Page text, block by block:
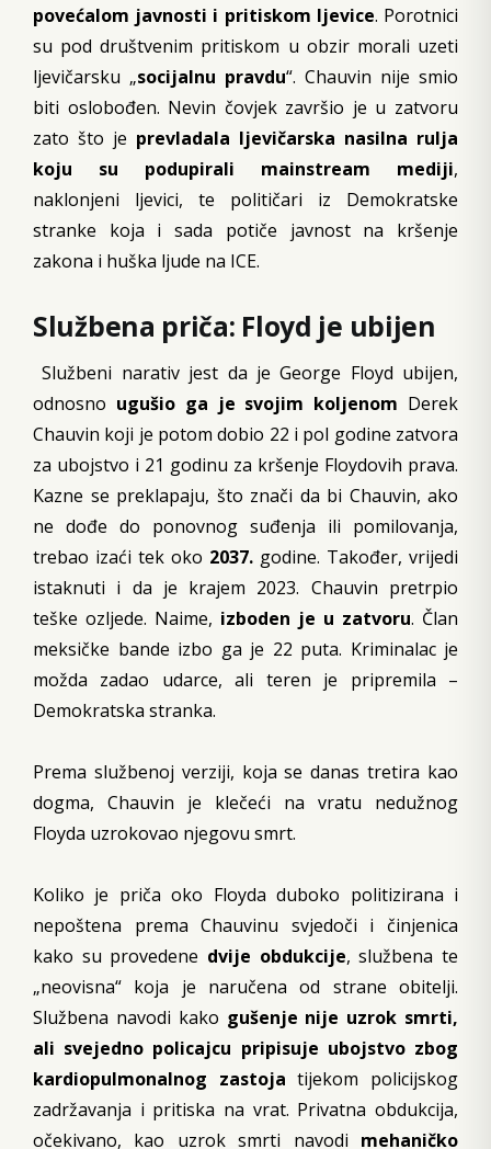
povećalom javnosti i pritiskom ljevice. Porotnici
su pod društvenim pritiskom u obzir morali uzeti
ljevičarsku „socijalnu pravdu“. Chauvin nije smio
biti oslobođen. Nevin čovjek završio je u zatvoru
zato što je prevladala ljevičarska nasilna rulja
koju su podupirali mainstream mediji,
naklonjeni ljevici, te političari iz Demokratske
stranke koja i sada potiče javnost na kršenje
zakona i huška ljude na ICE.
Službena priča: Floyd je ubijen
Službeni narativ jest da je George Floyd ubijen,
odnosno ugušio ga je svojim koljenom Derek
Chauvin koji je potom dobio 22 i pol godine zatvora
za ubojstvo i 21 godinu za kršenje Floydovih prava.
Kazne se preklapaju, što znači da bi Chauvin, ako
ne dođe do ponovnog suđenja ili pomilovanja,
trebao izaći tek oko 2037. godine. Također, vrijedi
istaknuti i da je krajem 2023. Chauvin pretrpio
teške ozljede. Naime, izboden je u zatvoru. Član
meksičke bande izbo ga je 22 puta. Kriminalac je
možda zadao udarce, ali teren je pripremila –
Demokratska stranka.
Prema službenoj verziji, koja se danas tretira kao
dogma, Chauvin je klečeći na vratu nedužnog
Floyda uzrokovao njegovu smrt.
Koliko je priča oko Floyda duboko politizirana i
nepoštena prema Chauvinu svjedoči i činjenica
kako su provedene dvije obdukcije, službena te
„neovisna“ koja je naručena od strane obitelji.
Službena navodi kako gušenje nije uzrok smrti,
ali svejedno policajcu pripisuje ubojstvo zbog
kardiopulmonalnog zastoja tijekom policijskog
zadržavanja i pritiska na vrat. Privatna obdukcija,
očekivano, kao uzrok smrti navodi mehaničko